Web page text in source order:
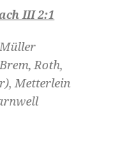
III 2:1
Müller
Roth,
Metterlein